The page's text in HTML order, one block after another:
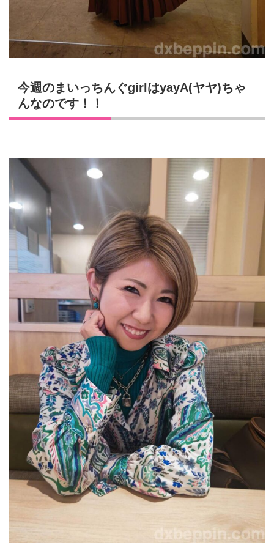
今週のまいっちんぐgirlはyayA(ヤヤ)ちゃ
んなのです！！